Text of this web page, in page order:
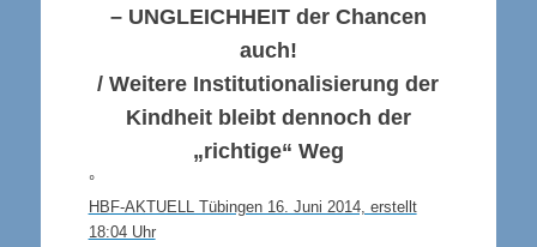
– UNGLEICHHEITder Chancen
auch!
/ Weitere Institutionalisierung der
Kindheit bleibt dennoch der
„richtige“ Weg
°
HBF-AKTUELL Tübingen 16. Juni 2014, erstellt
18:04 Uhr